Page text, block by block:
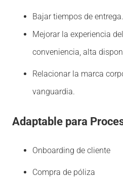
Bajar tiempos de entrega.
Mejorar la experiencia
conveniencia, alta
Relacionar la marca
vanguardia.
Adaptable para
Onboarding de cliente
Compra de póliza